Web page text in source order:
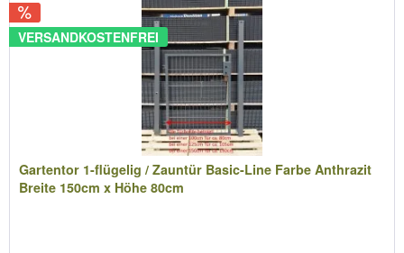
VERSANDKOSTENFREI
Gartentor 1-flügelig / Zauntür Basic-Line Farbe Anthrazit
Breite 150cm x Höhe 80cm